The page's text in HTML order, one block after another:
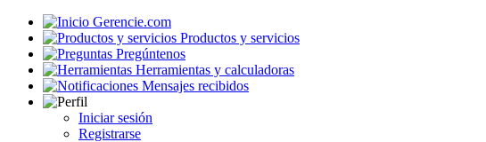
Gerencie.com
Productos y servicios
Pregúntenos
Herramientas y calculadoras
Mensajes recibidos
Iniciar sesión
Registrarse